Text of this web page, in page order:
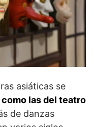
asiáticas se
las del teatro
de danzas